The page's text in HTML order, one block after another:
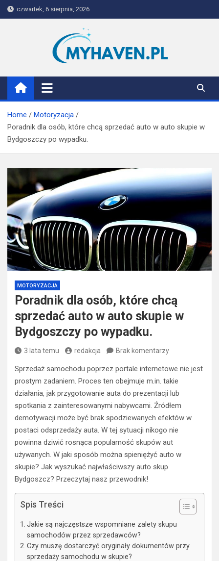
Skip
to
czwartek, 6 sierpnia, 2026
Myhaven
Home
Motoryzacja
Poradnik dla osób, które chcą sprzedać auto w auto skupie w
Bydgoszczy po wypadku.
MOTORYZACJA
Poradnik dla osób, które chcą
sprzedać auto w auto skupie w
Bydgoszczy po wypadku.
3 lata temu redakcja Brak komentarzy
Sprzedaż samochodu poprzez portale internetowe nie jest
prostym zadaniem. Proces ten obejmuje m.in. takie
działania, jak przygotowanie auta do prezentacji lub
spotkania z zainteresowanymi nabywcami. Źródłem
demotywacji może być brak spodziewanych efektów w
postaci odsprzedaży auta. W tej sytuacji nikogo nie
powinna dziwić rosnąca popularność skupów aut
używanych. W jaki sposób można spieniężyć auto w
skupie? Jak wyszukać najwłaściwszy auto skup
Bydgoszcz? Przeczytaj nasz przewodnik!
Spis Treści
Jakie są najczęstsze wspomniane zalety skupu
samochodów przez sprzedawców?
Czy muszę dostarczyć oryginały dokumentów przy
sprzedaży samochodu w skupie?